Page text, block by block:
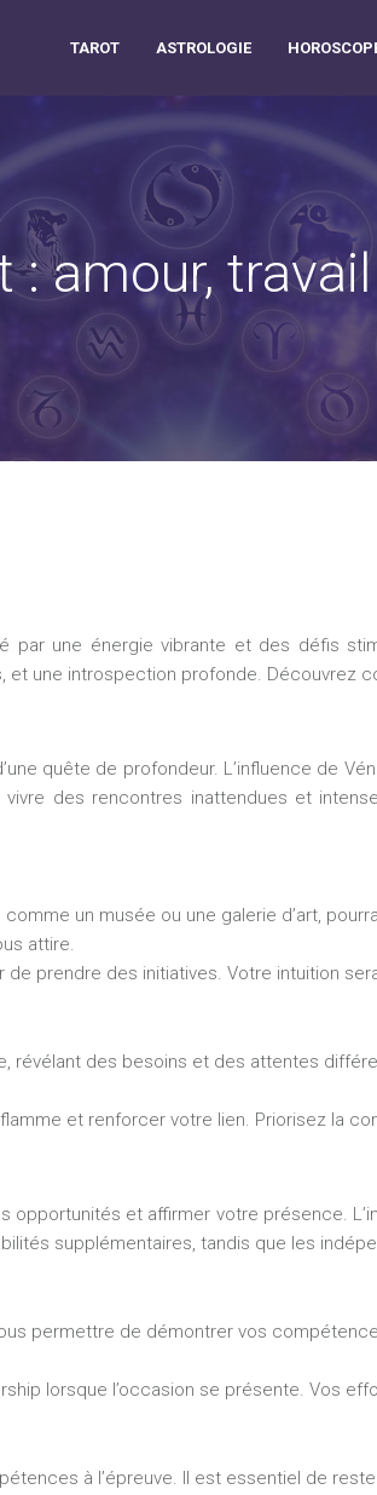
TAROT ASTROLOGIE
amour,
par une énergie vibrante et des défis
une introspection profonde. Découvrez
quête de profondeur. L’influence de
des rencontres inattendues et
un musée ou une galerie d’art,
attire.
de prendre des initiatives. Votre intuition
des besoins et des attentes
et renforcer votre lien. Priorisez la
et affirmer votre présence.
supplémentaires, tandis que les
permettre de démontrer vos
lorsque l’occasion se présente. Vos
à l’épreuve. Il est essentiel de